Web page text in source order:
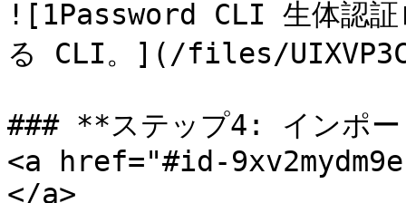
![1Password CLI 生体認証
る CLI。](/files/
### **ステップ4: インポー
<a href="#id-
</a>